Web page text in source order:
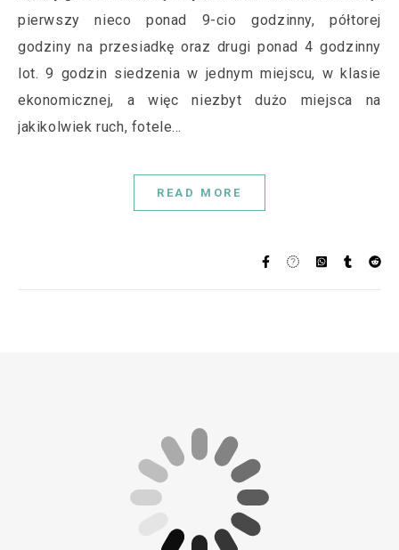
pierwszy nieco ponad 9-cio godzinny, półtorej
godziny na przesiadkę oraz drugi ponad 4 godzinny
lot. 9 godzin siedzenia w jednym miejscu, w klasie
ekonomicznej, a więc niezbyt dużo miejsca na
jakikolwiek ruch, fotele…
READ MORE